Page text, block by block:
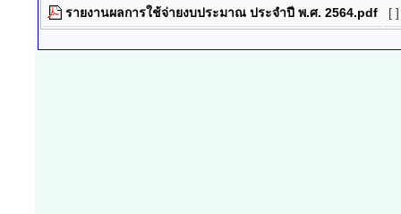
รายงานผลการใช้จ่ายงบประมาณ ประจำปี พ.ศ. 2564.pdf [ ]